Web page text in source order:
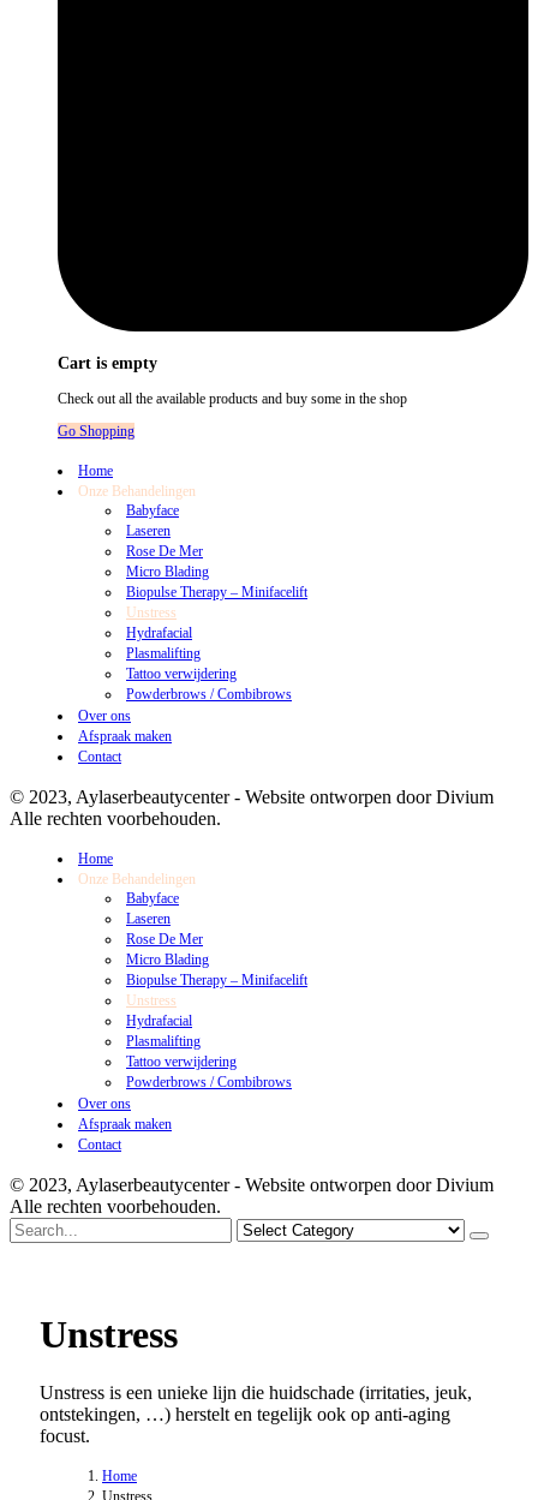
Cart is empty
Check out all the available products and buy some in the shop
Go Shopping
Home
Onze Behandelingen
Babyface
Laseren
Rose De Mer
Micro Blading
Biopulse Therapy – Minifacelift
Unstress
Hydrafacial
Plasmalifting
Tattoo verwijdering
Powderbrows / Combibrows
Over ons
Afspraak maken
Contact
© 2023, Aylaserbeautycenter - Website ontworpen door Divium
Alle rechten voorbehouden.
Home
Onze Behandelingen
Babyface
Laseren
Rose De Mer
Micro Blading
Biopulse Therapy – Minifacelift
Unstress
Hydrafacial
Plasmalifting
Tattoo verwijdering
Powderbrows / Combibrows
Over ons
Afspraak maken
Contact
© 2023, Aylaserbeautycenter - Website ontworpen door Divium
Alle rechten voorbehouden.
Search
for
Unstress
Unstress is een unieke lijn die huidschade (irritaties, jeuk,
ontstekingen, …) herstelt en tegelijk ook op anti-aging
focust.
Home
Unstress